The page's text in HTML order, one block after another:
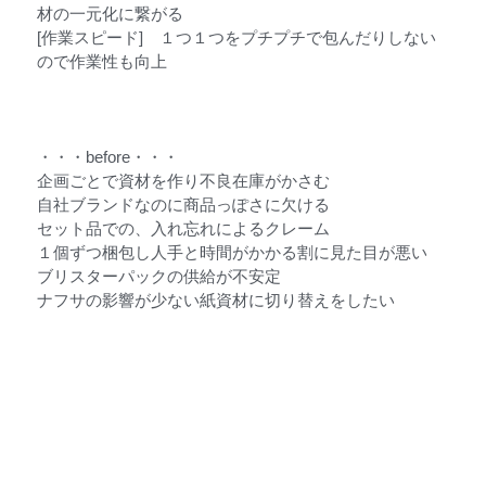
材の一元化に繋がる
[作業スピード] １つ１つをプチプチで包んだりしない
ので作業性も向上
・・・before・・・
企画ごとで資材を作り不良在庫がかさむ
自社ブランドなのに商品っぽさに欠ける
セット品での、入れ忘れによるクレーム
１個ずつ梱包し人手と時間がかかる割に見た目が悪い
ブリスターパックの供給が不安定
ナフサの影響が少ない紙資材に切り替えをしたい